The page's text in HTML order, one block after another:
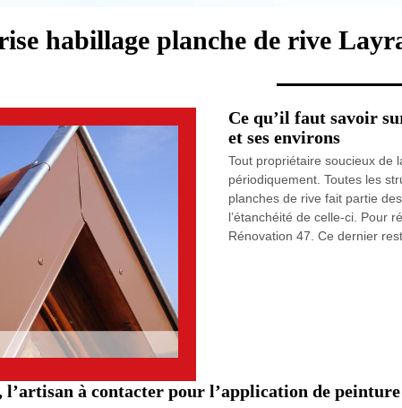
habillage planche de rive
Ce qu’il faut savoir
et ses environs
Tout propriétaire soucieux de
périodiquement. Toutes les
planches de rive fait partie
l’étanchéité de celle-ci. Pour
Rénovation 47. Ce dernier
à contacter pour l’application de peinture